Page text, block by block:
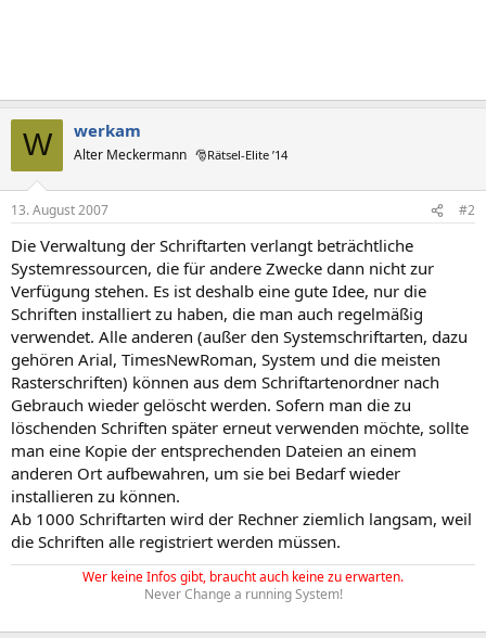
W werkam
Alter Meckermann 🎅Rätsel-Elite ’14
13. August 2007 #2
Die Verwaltung der Schriftarten verlangt beträchtliche
Systemressourcen, die für andere Zwecke dann nicht zur
Verfügung stehen. Es ist deshalb eine gute Idee, nur die
Schriften installiert zu haben, die man auch regelmäßig
verwendet. Alle anderen (außer den Systemschriftarten, dazu
gehören Arial, TimesNewRoman, System und die meisten
Rasterschriften) können aus dem Schriftartenordner nach
Gebrauch wieder gelöscht werden. Sofern man die zu
löschenden Schriften später erneut verwenden möchte, sollte
man eine Kopie der entsprechenden Dateien an einem
anderen Ort aufbewahren, um sie bei Bedarf wieder
installieren zu können.
Ab 1000 Schriftarten wird der Rechner ziemlich langsam, weil
die Schriften alle registriert werden müssen.
Wer keine Infos gibt, braucht auch keine zu erwarten.
Never Change a running System!